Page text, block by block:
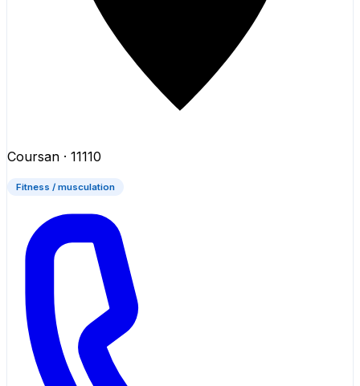
Coursan · 11110
Fitness / musculation